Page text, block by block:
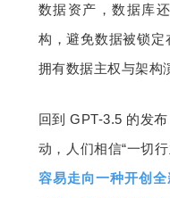
数据资产，数据库
构，避免数据被锁
拥有数据主权与架构
回到 GPT-3.5 的发
动，人们相信“一切
容易走向一种开创